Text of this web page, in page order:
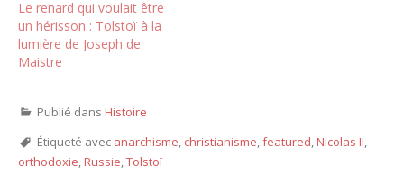
Le renard qui voulait être
un hérisson : Tolstoï à la
lumière de Joseph de
Maistre
Publié dans Histoire
Étiqueté avec anarchisme, christianisme,featured,Nicolas II,
orthodoxie,Russie,Tolstoï